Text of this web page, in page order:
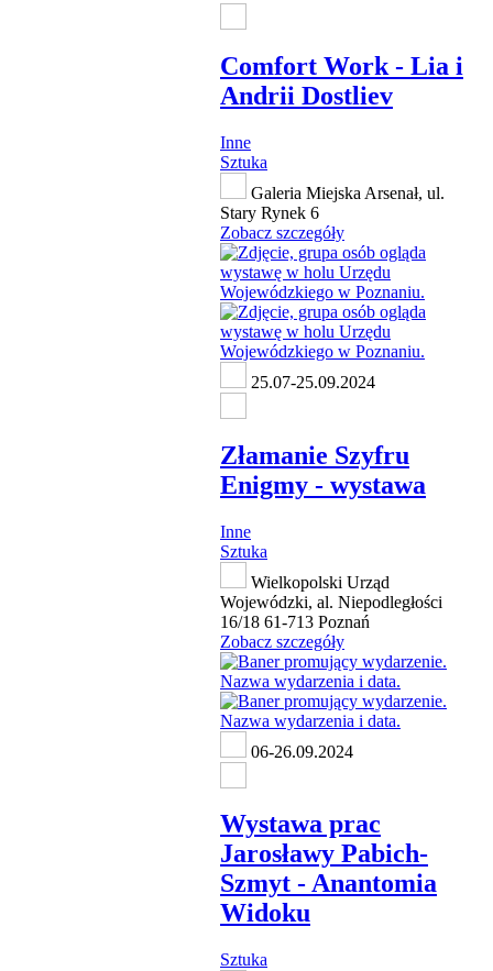
Comfort Work - Lia i
Andrii Dostliev
Inne
Sztuka
Galeria Miejska Arsenał, ul.
Stary Rynek 6
Zobacz szczegóły
25.07-25.09.2024
Złamanie Szyfru
Enigmy - wystawa
Inne
Sztuka
Wielkopolski Urząd
Wojewódzki, al. Niepodległości
16/18 61-713 Poznań
Zobacz szczegóły
06-26.09.2024
Wystawa prac
Jarosławy Pabich-
Szmyt - Anantomia
Widoku
Sztuka